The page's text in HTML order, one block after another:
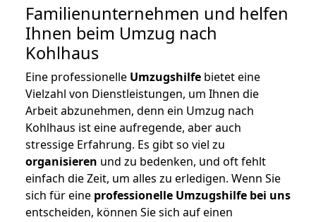
Familienunternehmen und helfen
Ihnen beim Umzug nach
Kohlhaus
Eine professionelle Umzugshilfe bietet eine
Vielzahl von Dienstleistungen, um Ihnen die
Arbeit abzunehmen, denn ein Umzug nach
Kohlhaus ist eine aufregende, aber auch
stressige Erfahrung. Es gibt so viel zu
organisieren und zu bedenken, und oft fehlt
einfach die Zeit, um alles zu erledigen. Wenn Sie
sich für eine professionelle Umzugshilfe bei uns
entscheiden, können Sie sich auf einen